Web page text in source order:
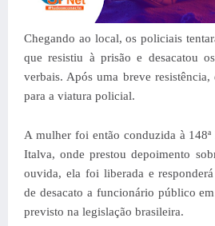
Chegando ao local, os policiais
que resistiu à prisão e desacatou
verbais. Após uma breve
para a viatura policial.
A mulher foi então conduzida à
Italva, onde prestou depoimento
ouvida, ela foi liberada e
de desacato a funcionário público
previsto na legislação brasileira.